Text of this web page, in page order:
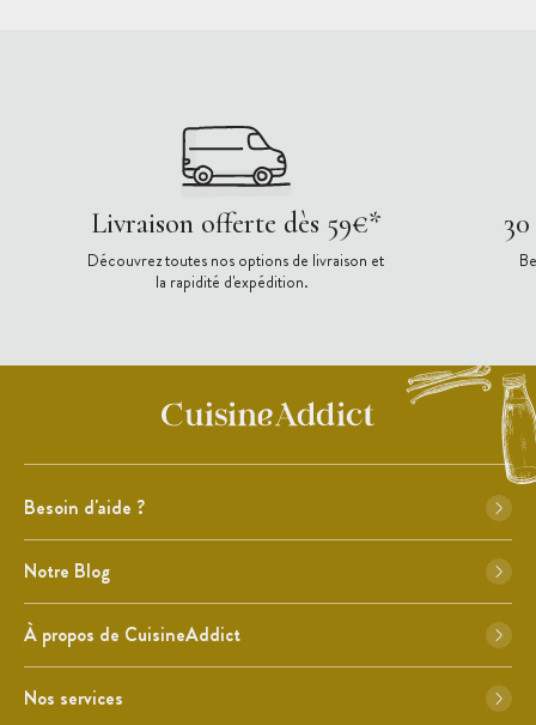
Livraison offerte dès 59€*
Découvrez toutes nos options de livraison et
la rapidité d'expédition.
Besoin d'aide ?
Notre Blog
À propos de CuisineAddict
Nos services